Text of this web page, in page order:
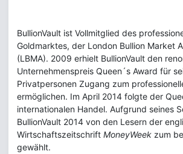
BullionVault ist Vollmitglied des
Goldmarktes, der London Bullion Market
(LBMA). 2009 erhielt BullionVault den
Unternehmenspreis Queen´s Award für
Privatpersonen Zugang zum
ermöglichen. Im April 2014 folgte der
internationalen Handel. Aufgrund seines
BullionVault 2014 von den Lesern der
Wirtschaftszeitschrift MoneyWeek zum
gewählt.